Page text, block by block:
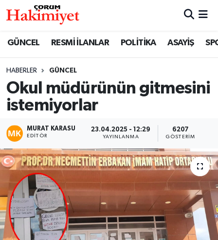
GÜNCEL RESMİ İLANLAR POLİTİKA ASAYİŞ
HABERLER GÜNCEL
Okul müdürünün gitmesini
istemiyorlar
MURAT KARASU
EDITÖR
23.04.2025 - 12:29
YAYINLANMA
6207
GÖSTERIM
SAĞLIK
ASAYİŞ
EKONOMİ
GÜNCEL
AKTÜEL
EĞİTİM
İLÇELER
Nöbetçi Eczaneler
Çorum Namaz Vakitleri
Trafik Durumu
Süper Lig Puan Durumu ve Fikstür
Tüm Manşetler
Son Dakika Haberleri
Haber Arşivi